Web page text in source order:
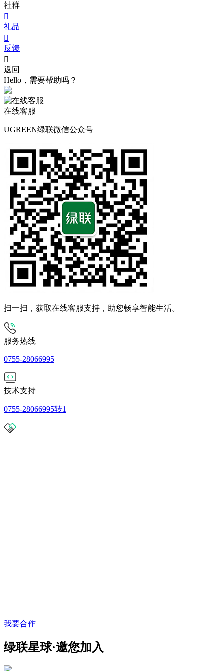
社群

礼品

反馈

返回
Hello，需要帮助吗？
在线客服
UGREEN绿联微信公众号
扫一扫，获取在线客服支持，助您畅享智能生活。
服务热线
0755-28066995
技术支持
0755-28066995转1
我要合作
绿联星球·邀您加入